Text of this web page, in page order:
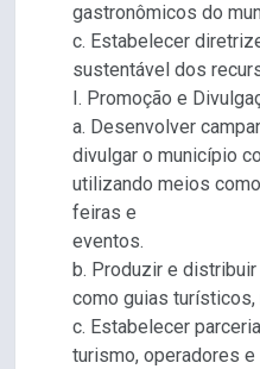
gastronômicos do
c. Estabelecer
sustentável dos
I. Promoção e
a. Desenvolver
divulgar o município
utilizando meios
feiras e
eventos.
b. Produzir e
como guias
c. Estabelecer
turismo, operadores